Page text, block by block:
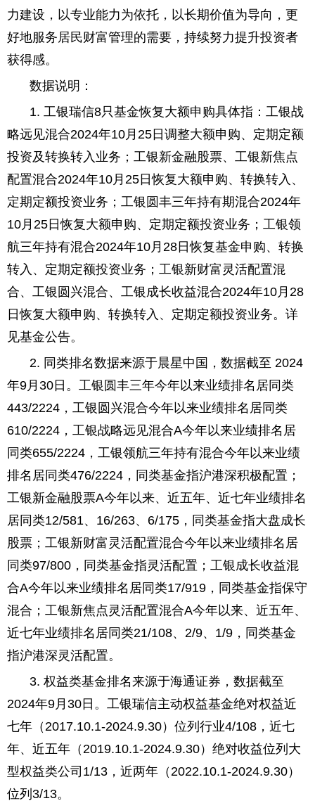
力建设，以专业能力为依托，以长期价值为导向，更
好地服务居民财富管理的需要，持续努力提升投资者
获得感。
数据说明：
1. 工银瑞信8只基金恢复大额申购具体指：工银战
略远见混合2024年10月25日调整大额申购、定期定额
投资及转换转入业务；工银新金融股票、工银新焦点
配置混合2024年10月25日恢复大额申购、转换转入、
定期定额投资业务；工银圆丰三年持有期混合2024年
10月25日恢复大额申购、定期定额投资业务；工银领
航三年持有混合2024年10月28日恢复基金申购、转换
转入、定期定额投资业务；工银新财富灵活配置混
合、工银圆兴混合、工银成长收益混合2024年10月28
日恢复大额申购、转换转入、定期定额投资业务。详
见基金公告。
2. 同类排名数据来源于晨星中国，数据截至 2024
年9月30日。工银圆丰三年今年以来业绩排名居同类
443/2224，工银圆兴混合今年以来业绩排名居同类
610/2224，工银战略远见混合A今年以来业绩排名居
同类655/2224，工银领航三年持有混合今年以来业绩
排名居同类476/2224，同类基金指沪港深积极配置；
工银新金融股票A今年以来、近五年、近七年业绩排名
居同类12/581、16/263、6/175，同类基金指大盘成长
股票；工银新财富灵活配置混合今年以来业绩排名居
同类97/800，同类基金指灵活配置；工银成长收益混
合A今年以来业绩排名居同类17/919，同类基金指保守
混合；工银新焦点灵活配置混合A今年以来、近五年、
近七年业绩排名居同类21/108、2/9、1/9，同类基金
指沪港深灵活配置。
3. 权益类基金排名来源于海通证券，数据截至
2024年9月30日。工银瑞信主动权益基金绝对权益近
七年（2017.10.1-2024.9.30）位列行业4/108，近七
年、近五年（2019.10.1-2024.9.30）绝对收益位列大
型权益类公司1/13，近两年（2022.10.1-2024.9.30）
位列3/13。